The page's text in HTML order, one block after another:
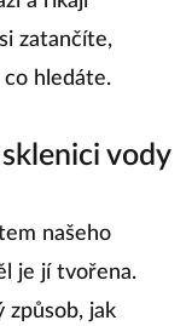
zatančíte,
hledáte.
vody
našeho
je jí tvořena.
způsob, jak